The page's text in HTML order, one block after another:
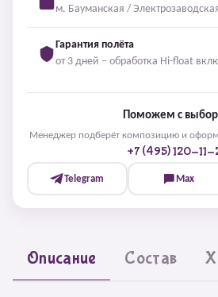
м. Бауманская /
Гарантия полёта
от 3 дней – обработка Hi-float
Поможем с
Менеджер подберёт композицию и
+7 (495) 120-11-
Telegram Max
Описание Состав